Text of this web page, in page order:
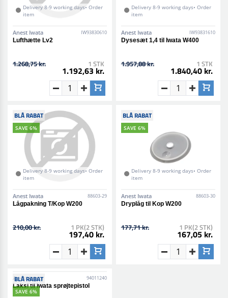
Delivery 8-9 working days• Order
item
Anest Iwata IW93830610
Lufthætte Lv2
1.268,75 kr. 1 STK
1.192,63 kr.
Delivery 8-9 working days• Order
item
Anest Iwata IW93831610
Dysesæt 1,4 til Iwata W400
1.957,88 kr. 1 STK
1.840,40 kr.
BLÅ RABAT
SAVE 6%
Delivery 8-9 working days• Order
item
Anest Iwata 88603-29
Lågpakning T/Kop W200
210,00 kr. 1 PK(2 STK)
197,40 kr.
BLÅ RABAT
SAVE 6%
Delivery 8-9 working days• Order
item
Anest Iwata 88603-30
Dryplåg til Kop W200
177,71 kr. 1 PK(2 STK)
167,05 kr.
BLÅ RABAT
SAVE 6%